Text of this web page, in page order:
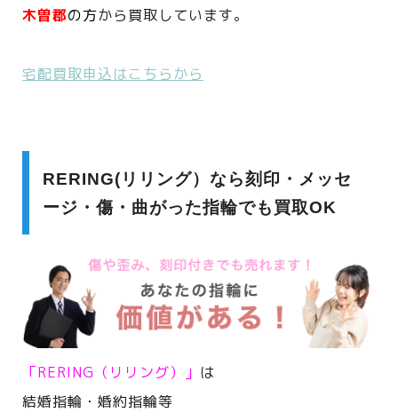
木曽郡の方から買取しています。
宅配買取申込はこちらから
RERING(リリング）なら刻印・メッセ
ージ・傷・曲がった指輪でも買取OK
「RERING（リリング）」 は
結婚指輪・婚約指輪等